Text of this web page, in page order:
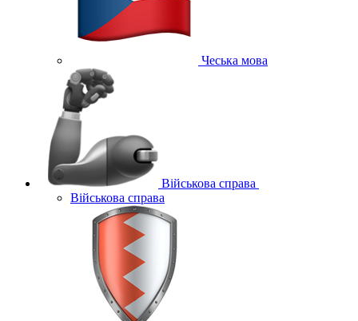
Чеська мова
Військова справа
Військова справа